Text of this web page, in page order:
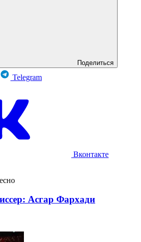
Поделиться
Telegram
Вконтакте
Асгар Фархади